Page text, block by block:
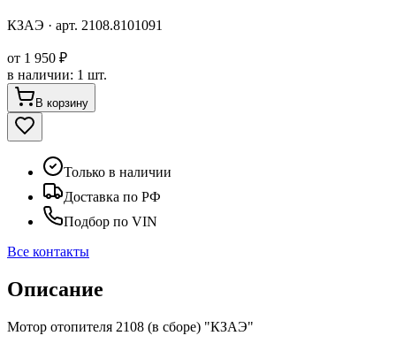
КЗАЭ · арт. 2108.8101091
от 1 950 ₽
в наличии: 1 шт.
В корзину
Только в наличии
Доставка по РФ
Подбор по VIN
Все контакты
Описание
Мотор отопителя 2108 (в сборе) "КЗАЭ"